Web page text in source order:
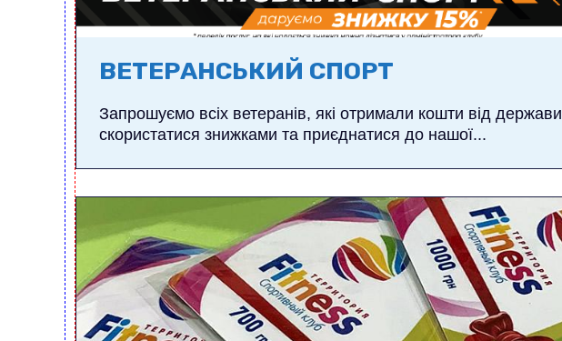
ВЕТЕРАНСЬКИЙ СПОРТ
Запрошуємо всіх ветеранів, які отримали кошти від держави
скористатися знижками та приєднатися до нашої...